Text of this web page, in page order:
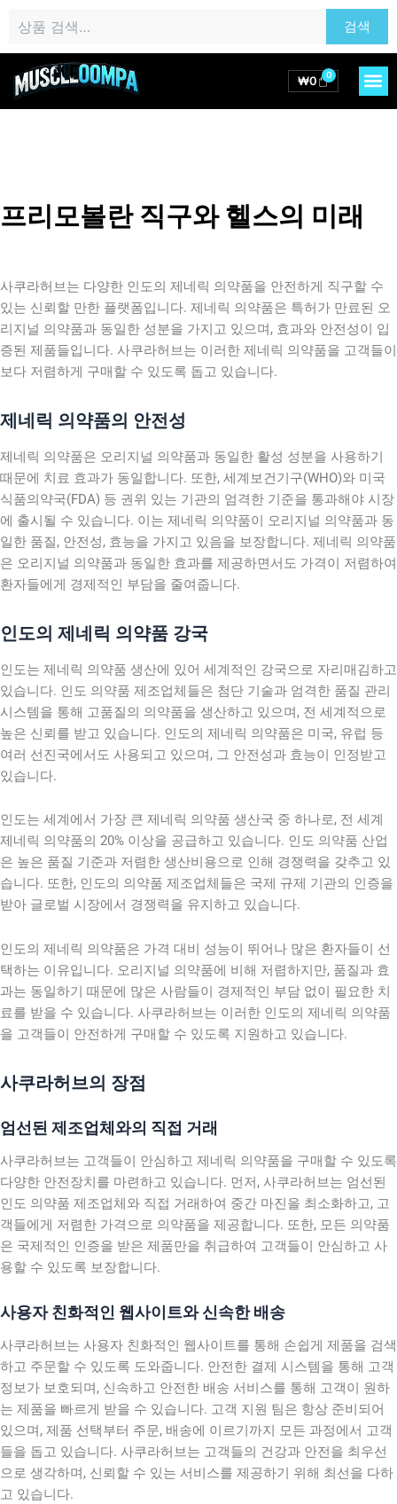
츠
색:
검색
₩0 0
Cart
프리모볼란 직구와 헬스의 미래
사쿠라허브는 다양한 인도의 제네릭 의약품을 안전하게 직구할 수
있는 신뢰할 만한 플랫폼입니다. 제네릭 의약품은 특허가 만료된 오
리지널 의약품과 동일한 성분을 가지고 있으며, 효과와 안전성이 입
증된 제품들입니다. 사쿠라허브는 이러한 제네릭 의약품을 고객들이
보다 저렴하게 구매할 수 있도록 돕고 있습니다.
제네릭 의약품의 안전성
제네릭 의약품은 오리지널 의약품과 동일한 활성 성분을 사용하기
때문에 치료 효과가 동일합니다. 또한, 세계보건기구(WHO)와 미국
식품의약국(FDA) 등 권위 있는 기관의 엄격한 기준을 통과해야 시장
에 출시될 수 있습니다. 이는 제네릭 의약품이 오리지널 의약품과 동
일한 품질, 안전성, 효능을 가지고 있음을 보장합니다. 제네릭 의약품
은 오리지널 의약품과 동일한 효과를 제공하면서도 가격이 저렴하여
환자들에게 경제적인 부담을 줄여줍니다.
인도의 제네릭 의약품 강국
인도는 제네릭 의약품 생산에 있어 세계적인 강국으로 자리매김하고
있습니다. 인도 의약품 제조업체들은 첨단 기술과 엄격한 품질 관리
시스템을 통해 고품질의 의약품을 생산하고 있으며, 전 세계적으로
높은 신뢰를 받고 있습니다. 인도의 제네릭 의약품은 미국, 유럽 등
여러 선진국에서도 사용되고 있으며, 그 안전성과 효능이 인정받고
있습니다.
인도는 세계에서 가장 큰 제네릭 의약품 생산국 중 하나로, 전 세계
제네릭 의약품의 20% 이상을 공급하고 있습니다. 인도 의약품 산업
은 높은 품질 기준과 저렴한 생산비용으로 인해 경쟁력을 갖추고 있
습니다. 또한, 인도의 의약품 제조업체들은 국제 규제 기관의 인증을
받아 글로벌 시장에서 경쟁력을 유지하고 있습니다.
인도의 제네릭 의약품은 가격 대비 성능이 뛰어나 많은 환자들이 선
택하는 이유입니다. 오리지널 의약품에 비해 저렴하지만, 품질과 효
과는 동일하기 때문에 많은 사람들이 경제적인 부담 없이 필요한 치
료를 받을 수 있습니다. 사쿠라허브는 이러한 인도의 제네릭 의약품
을 고객들이 안전하게 구매할 수 있도록 지원하고 있습니다.
사쿠라허브의 장점
엄선된 제조업체와의 직접 거래
사쿠라허브는 고객들이 안심하고 제네릭 의약품을 구매할 수 있도록
다양한 안전장치를 마련하고 있습니다. 먼저, 사쿠라허브는 엄선된
인도 의약품 제조업체와 직접 거래하여 중간 마진을 최소화하고, 고
객들에게 저렴한 가격으로 의약품을 제공합니다. 또한, 모든 의약품
은 국제적인 인증을 받은 제품만을 취급하여 고객들이 안심하고 사
용할 수 있도록 보장합니다.
사용자 친화적인 웹사이트와 신속한 배송
사쿠라허브는 사용자 친화적인 웹사이트를 통해 손쉽게 제품을 검색
하고 주문할 수 있도록 도와줍니다. 안전한 결제 시스템을 통해 고객
정보가 보호되며, 신속하고 안전한 배송 서비스를 통해 고객이 원하
는 제품을 빠르게 받을 수 있습니다. 고객 지원 팀은 항상 준비되어
있으며, 제품 선택부터 주문, 배송에 이르기까지 모든 과정에서 고객
들을 돕고 있습니다. 사쿠라허브는 고객들의 건강과 안전을 최우선
으로 생각하며, 신뢰할 수 있는 서비스를 제공하기 위해 최선을 다하
고 있습니다.